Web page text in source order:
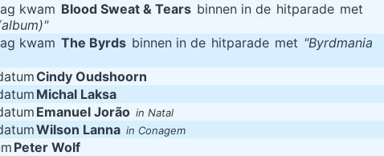
kwam Blood Sweat & Tears binnen in de hitparade met
kwam The Byrds binnen in de hitparade met "Byrdmania
Cindy Oudshoorn
Michal Laksa
Emanuel Jorão in Natal
Wilson Lanna in Conagem
Peter Wolf